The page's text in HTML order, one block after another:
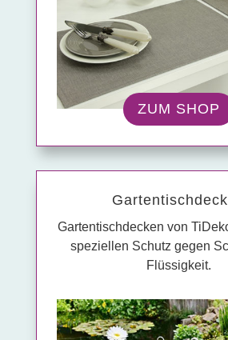
ZUM SHOP
Gartentischdecken von
speziellen Schutz gegen
Flüssigkeit.